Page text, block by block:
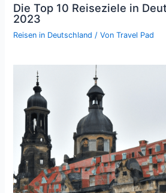
Die Top 10 Reiseziele in
2023
Reisen in Deutschland / VonTravel Pad